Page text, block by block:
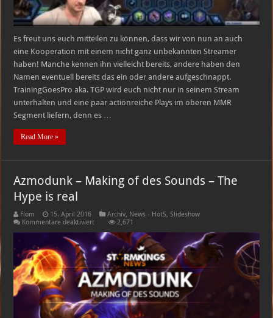
Es freut uns euch mitteilen zu können, dass wir von nun an auch
eine Kooperation mit einem nicht ganz unbekannten Streamer
haben! Manche kennen ihn vielleicht bereits, andere haben den
Namen eventuell bereits das ein oder andere aufgeschnappt.
TrainingGoesPro aka. TGP wird euch nicht nur in seinem Stream
unterhalten und eine paar actionreiche Plays im oberen MMR
Segment liefern, denn es …
Read More »
Azmodunk – Making of des Sounds – The
Hype is real
Flom 15. April 2016 Archiv, News - HotS,Slideshow
Kommentare deaktiviertfür
Making
of
des
Sounds
–
The
Hype
is
real
2,671